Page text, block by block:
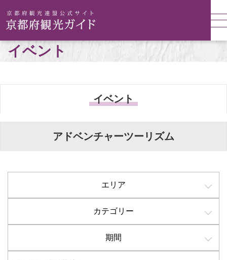
イベント
イベント
アドベンチャーツーリズム
エリア
カテゴリー
期間